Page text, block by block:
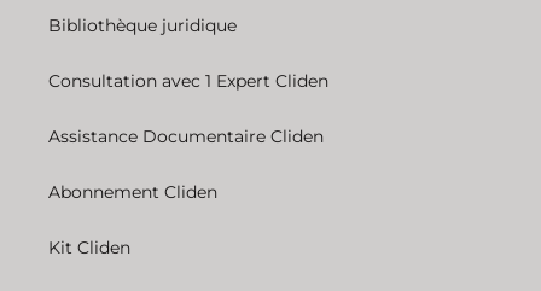
Bibliothèque juridique
Consultation avec 1 Expert Cliden
Assistance Documentaire Cliden
Abonnement Cliden
Kit Cliden